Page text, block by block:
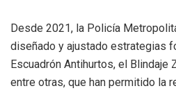
Desde 2021, la Policía
diseñado y ajustado estrategias
Escuadrón Antihurtos, el Blindaje
entre otras, que han permitido la